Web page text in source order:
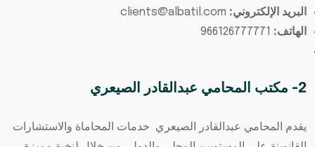
البريد الإلكتروني:
الهاتف: 966126777771
2- مكتب المحامي عبدالقادر الصيعري
يقدم المحامي عبدالقادر الصيعري خدمات المحاماة والاستشارات